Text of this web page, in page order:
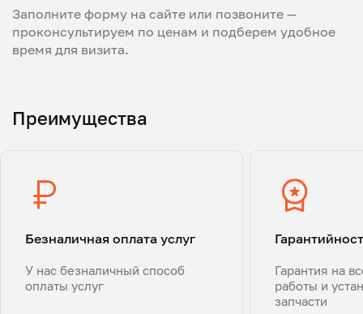
Заполните форму на сайте или позвоните —
проконсультируем по ценам и подберем удобное
время для визита.
Преимущества
Безналичная оплата услуг
У нас безналичный способ
оплаты услуг
Гарантия на
работы и
запчасти